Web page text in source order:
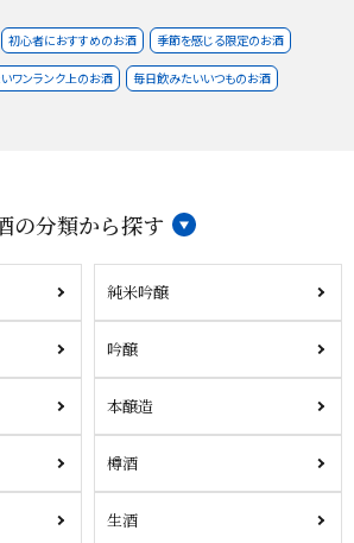
初心者におすすめのお酒 季節を感じる限定のお酒
ワンランク上のお酒 毎日飲みたいいつものお酒
の分類から探す
純米吟醸
吟醸
本醸造
樽酒
生酒